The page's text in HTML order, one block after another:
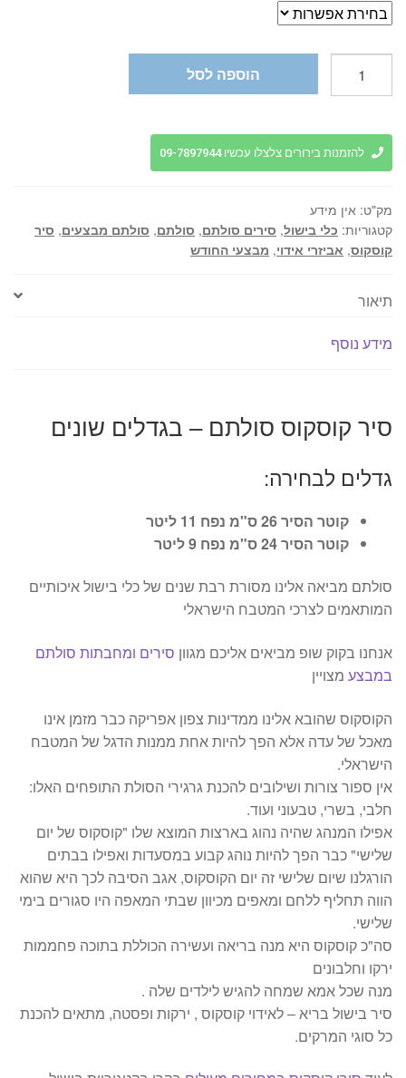
קוסקוס
סולתם
-
שונים
הוספה לסל
להזמנות בירורים צלצלו עכשיו 09-7897944
מק"ט: אין מידע
קטגוריות: כלי בישול, סירים סולתם, סולתם, סולתם מבצעים, סיר
קוסקוס, אביזרי אידוי, מבצעי החודש
תיאור
מידע נוסף
סיר קוסקוס סולתם – בגדלים שונים
גדלים לבחירה:
קוטר הסיר 26 ס"מ נפח 11 ליטר
קוטר הסיר 24 ס"מ נפח 9 ליטר
סולתם מביאה אלינו מסורת רבת שנים של כלי בישול איכותיים
המותאמים לצרכי המטבח הישראלי
אנחנו בקוק שופ מביאים אליכם מגוון סירים ומחבתות סולתם
במבצע מצויין
הקוסקוס שהובא אלינו ממדינות צפון אפריקה כבר מזמן אינו
מאכל של עדה אלא הפך להיות אחת ממנות הדגל של המטבח
הישראלי.
אין ספור צורות ושילובים להכנת גרגירי הסולת התופחים האלו:
חלבי, בשרי, טבעוני ועוד.
אפילו המנהג שהיה נהוג בארצות המוצא שלו "קוסקוס של יום
שלישי" כבר הפך להיות נוהג קבוע במסעדות ואפילו בבתים
הורגלנו שיום שלישי זה יום הקוסקוס, אגב הסיבה לכך היא שהוא
הווה תחליף ללחם ומאפים מכיוון שבתי המאפה היו סגורים בימי
שלישי.
סה"כ קוסקוס היא מנה בריאה ועשירה הכוללת בתוכה פחממות
ירקו וחלבונים
מנה שכל אמא שמחה להגיש לילדים שלה .
סיר בישול בריא – לאידוי קוסקוס , ירקות ופסטה, מתאים להכנת
כל סוגי המרקים.